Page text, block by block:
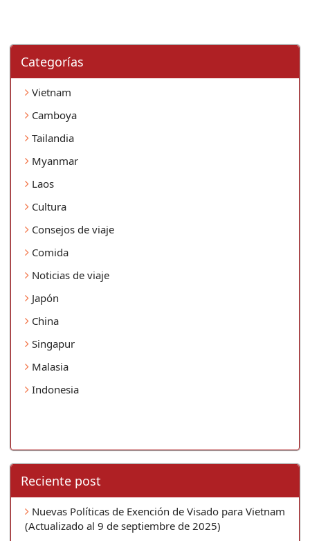
Categorí­as
Vietnam
Camboya
Tailandia
Myanmar
Laos
Cultura
Consejos de viaje
Comida
Noticias de viaje
Japón
China
Singapur
Malasia
Indonesia
Reciente post
Nuevas Políticas de Exención de Visado para Vietnam
(Actualizado al 9 de septiembre de 2025)